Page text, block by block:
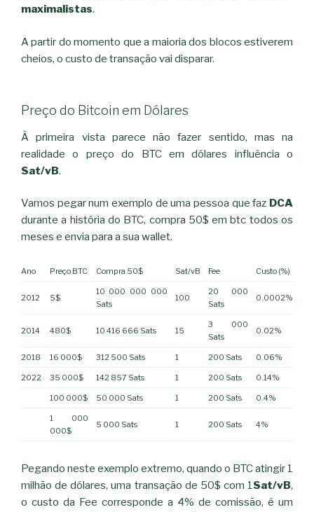
maximalistas.
A partir do momento que a maioria dos blocos estiverem
cheios, o custo de transação vai disparar.
Preço do Bitcoin em Dólares
À primeira vista parece não fazer sentido, mas na
realidade o preço do BTC em dólares influência o
Sat/vB.
Vamos pegar num exemplo de uma pessoa que faz DCA
durante a história do BTC, compra 50$ em btc todos os
meses e envia para a sua wallet.
Ano Preço BTC Compra 50$ Sat/vB Fee Custo (%)
2012 5$
10 000 000 000
Sats
100
20 000
Sats
0.0002%
2014 480$ 10 416 666 Sats 15
3 000
Sats
0.02%
2018 16 000$ 312 500 Sats 1 200 Sats 0.06%
2022 35 000$ 142 857 Sats 1 200 Sats 0.14%
100 000$ 50 000 Sats 1 200 Sats 0.4%
1 000
000$
5 000 Sats 1 200 Sats 4%
Pegando neste exemplo extremo, quando o BTC atingir 1
milhão de dólares, uma transação de 50$ com 1Sat/vB,
o custo da Fee corresponde a 4% de comissão, é um